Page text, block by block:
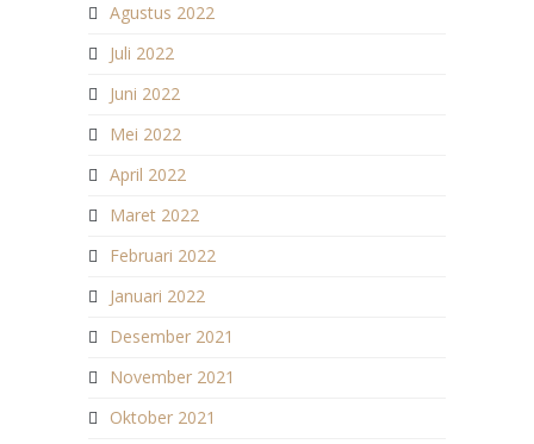
Agustus 2022
Juli 2022
Juni 2022
Mei 2022
April 2022
Maret 2022
Februari 2022
Januari 2022
Desember 2021
November 2021
Oktober 2021